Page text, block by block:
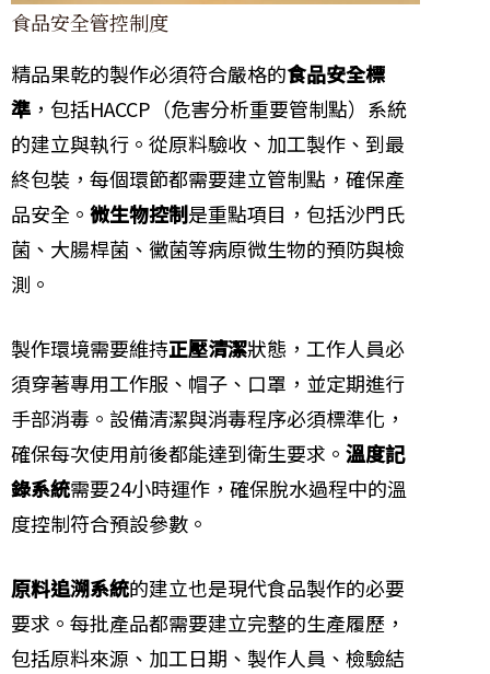
食品安全管控制度
精品果乾的製作必須符合嚴格的食品安全標
準 ，包括HACCP（危害分析重要管制點）系統
的建立與執行。從原料驗收、加工製作、到最
終包裝，每個環節都需要建立管制點，確保產
品安全。 微生物控制是重點項目，包括沙門氏
菌、大腸桿菌、黴菌等病原微生物的預防與檢
測。
製作環境需要維持正壓清潔狀態，工作人員必
須穿著專用工作服、帽子、口罩，並定期進行
手部消毒。設備清潔與消毒程序必須標準化，
確保每次使用前後都能達到衛生要求。 溫度記
錄系統需要24小時運作，確保脫水過程中的溫
度控制符合預設參數。
原料追溯系統的建立也是現代食品製作的必要
要求。每批產品都需要建立完整的生產履歷，
包括原料來源、加工日期、製作人員、檢驗結